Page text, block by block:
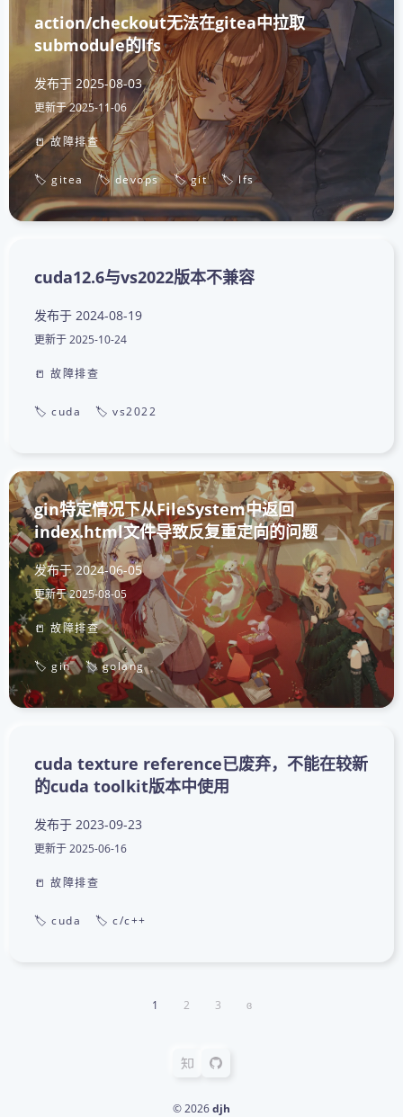
action/checkout无法在gitea中拉取
submodule的lfs
发布于 2025-08-03
更新于2025-11-06
📒 故障排查
🏷️ gitea 🏷️ devops 🏷️ git 🏷️ lfs
cuda12.6与vs2022版本不兼容
发布于 2024-08-19
更新于2025-10-24
📒 故障排查
🏷️ cuda 🏷️ vs2022
gin特定情况下从FileSystem中返回
index.html文件导致反复重定向的问题
发布于 2024-06-05
更新于2025-08-05
📒 故障排查
🏷️ gin 🏷️ golang
cuda texture reference已废弃，不能在较新
的cuda toolkit版本中使用
发布于 2023-09-23
更新于2025-06-16
📒 故障排查
🏷️ cuda 🏷️ c/c++
1 2 3 ɞ
© 2026djh